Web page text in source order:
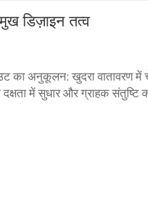
डिज़ाइन तत्व
का अनुकूलन: खुदरा वातावरण
में सुधार और ग्राहक संतुष्टि